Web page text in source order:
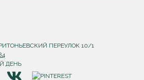
ПЕРЕУЛОК 10/1
ДЕНЬ